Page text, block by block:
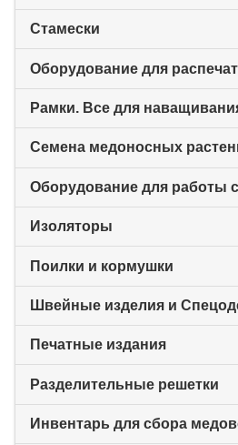
Стамески
Оборудование для
Рамки. Все для
Семена медоносных
Оборудование для работы
Изоляторы
Поилки и кормушки
Швейные изделия и
Печатные издания
Разделительные решетки
Инвентарь для сбора